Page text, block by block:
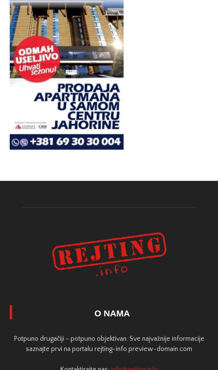
O NAMA
Potpuno drugačiji - potpuno objektivan. Sve najvažnije informacije
saznajte prvi na portalu rejting-info.preview-domain.com